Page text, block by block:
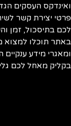
העסקים
יצירת קשר
בתיסכול, זמן
תוכלו למצוא
מידע ענקיים
מאחל לכם